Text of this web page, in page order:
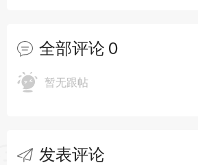
UI 构建器：提供可视化 UI 设计
CSS 预处理器：支持 Sass、Less
全部评论 0
暂无跟帖
发表评论